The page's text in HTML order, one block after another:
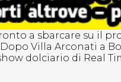
a sbarcare su il
Villa Arconati a
dolciario di Real